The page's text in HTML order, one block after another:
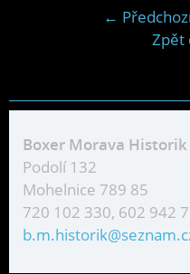
←
Zpět
Boxer Morava Historik
Podolí 132
Mohelnice 789 85
720 102 330, 602 942